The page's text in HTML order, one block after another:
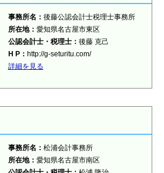
事務所名： 後藤公認会計士税理士事務所
所在地： 愛知県名古屋市東区
公認会計士・税理士： 後藤 克己
H P： http://g-seturitu.com/
詳細を見る
事務所名： 松浦会計事務所
所在地： 愛知県名古屋市南区